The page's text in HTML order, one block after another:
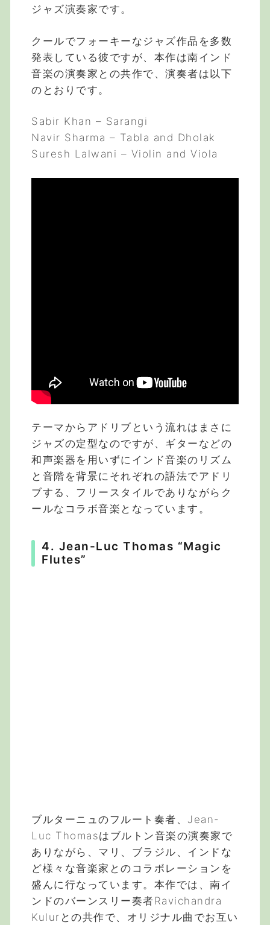
ジャズ演奏家です。
クールでフォーキーなジャズ作品を多数
発表している彼ですが、本作は南インド
音楽の演奏家との共作で、演奏者は以下
のとおりです。
Sabir Khan – Sarangi
Navir Sharma – Tabla and Dholak
Suresh Lalwani – Violin and Viola
テーマからアドリブという流れはまさに
ジャズの定型なのですが、ギターなどの
和声楽器を用いずにインド音楽のリズム
と音階を背景にそれぞれの語法でアドリ
ブする、フリースタイルでありながらク
ールなコラボ音楽となっています。
4. Jean-Luc Thomas “Magic
Flutes”
ブルターニュのフルート奏者、Jean-
Luc Thomasはブルトン音楽の演奏家で
ありながら、マリ、ブラジル、インドな
ど様々な音楽家とのコラボレーションを
盛んに行なっています。本作では、南イ
ンドのバーンスリー奏者Ravichandra
Kulurとの共作で、オリジナル曲でお互い